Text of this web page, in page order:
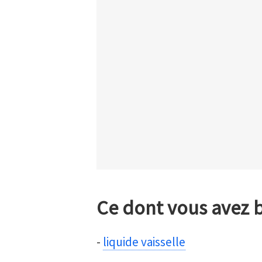
Ce dont vous avez
- liquide vaisselle